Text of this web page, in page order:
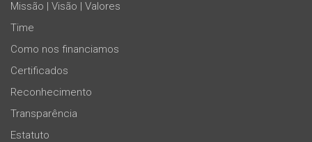
Missão | Visão | Valores
Time
Como nos financiamos
Certificados
Reconhecimento
Transparência
Estatuto